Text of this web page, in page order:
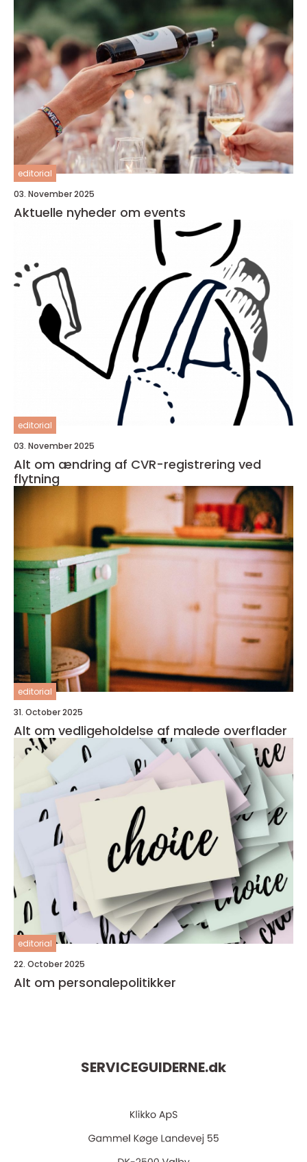
editorial
03. November 2025
Aktuelle nyheder om events
editorial
03. November 2025
Alt om ændring af CVR-registrering ved
flytning
editorial
31. October 2025
Alt om vedligeholdelse af malede overflader
editorial
22. October 2025
Alt om personalepolitikker
SERVICEGUIDERNE.dk